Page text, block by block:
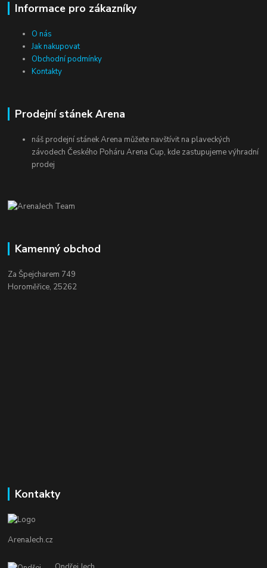
Informace pro zákazníky
O nás
Jak nakupovat
Obchodní podmínky
Kontakty
Prodejní stánek Arena
náš prodejní stánek Arena můžete navštívit na plaveckých
závodech Českého Poháru Arena Cup, kde zastupujeme výhradní
prodej
Kamenný obchod
Za Špejcharem 749
Horoměřice, 25262
Kontakty
ArenaJech.cz